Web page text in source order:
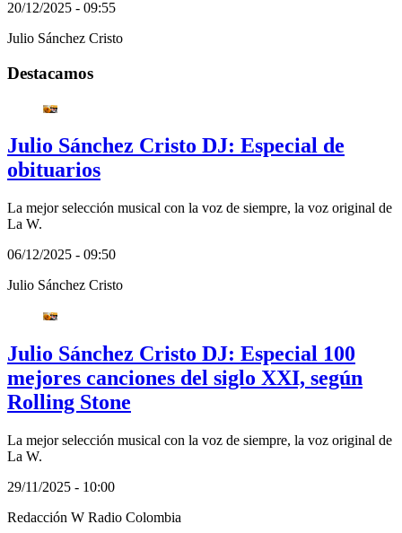
20/12/2025 - 09:55
Julio Sánchez Cristo
Destacamos
Julio Sánchez Cristo DJ: Especial de
obituarios
La mejor selección musical con la voz de siempre, la voz original de
La W.
06/12/2025 - 09:50
Julio Sánchez Cristo
Julio Sánchez Cristo DJ: Especial 100
mejores canciones del siglo XXI, según
Rolling Stone
La mejor selección musical con la voz de siempre, la voz original de
La W.
29/11/2025 - 10:00
Redacción W Radio Colombia